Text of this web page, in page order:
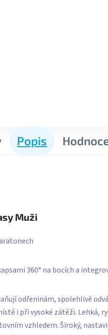
Popis
Muži
360° na bocích a
odřeninám, spolehlivě
i při vysoké zátěži. Lehká,
vzhledem. Široký,